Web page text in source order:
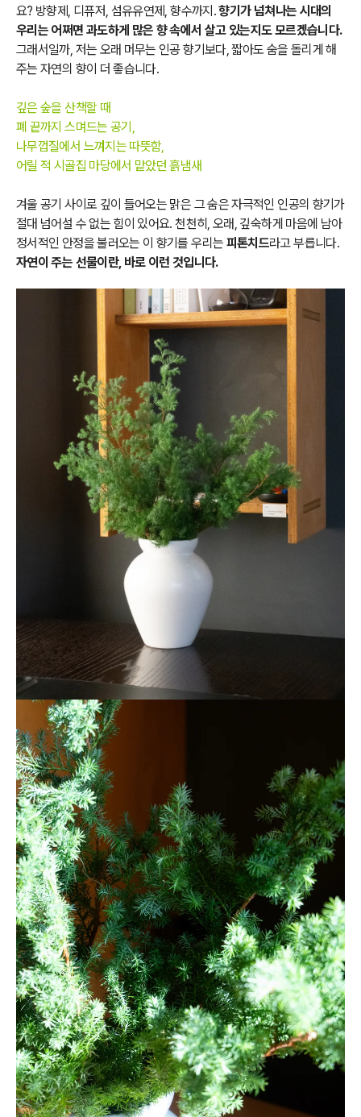
요? 방향제, 디퓨저, 섬유유연제, 향수까지.향기가 넘쳐나는 시대의
우리는 어쩌면 과도하게 많은 향 속에서 살고 있는지도 모르겠습니다.
그래서일까, 저는 오래 머무는 인공 향기보다, 짧아도 숨을 돌리게 해
주는 자연의 향이 더 좋습니다.
깊은 숲을 산책할 때
폐 끝까지 스며드는 공기,
나무껍질에서 느껴지는 따뜻함,
어릴 적 시골집 마당에서 맡았던 흙냄새
겨울 공기 사이로 깊이 들어오는 맑은 그 숨은 자극적인 인공의 향기가
절대 넘어설 수 없는 힘이 있어요. 천천히, 오래, 깊숙하게 마음에 남아
정서적인 안정을 불러오는 이 향기를 우리는 피톤치드라고 부릅니다.
자연이 주는 선물이란, 바로 이런 것입니다.